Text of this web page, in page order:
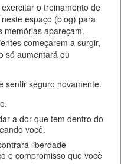
o treinamento de
espaço (blog) para
memórias apareçam.
começarem a surgir,
só aumentará ou
sentir seguro novamente.
a dor que tem dentro do
você.
liberdade
e compromisso que você